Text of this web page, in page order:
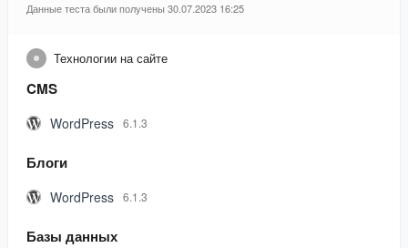
Данные теста были получены 30.07.2023 16:25
Технологии на сайте
CMS
WordPress 6.1.3
Блоги
WordPress 6.1.3
Базы данных